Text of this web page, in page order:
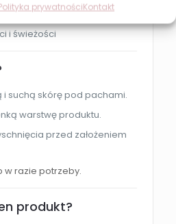
prywatnościKontakt
dzień
i świeżości
i suchą skórę pod pachami.
warstwę produktu.
przed założeniem
w razie potrzeby.
produkt?